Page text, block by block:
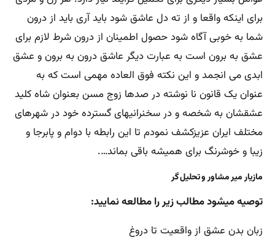
برای اینکه واقعا و از ته دل عاشق شود باید آری باید از درون
شما به خوبی آگاه شود حصول اطمینان از درون شرط لازم برای
عشق به برون است به عبارت دیگر عاشق درون به برون و عشق
ابدی می انجمد و این نکته فوق العاده مهمی است که به
عنوان یک قانون نا نوشته در صدها زوج مسن بعنوان شاه کلید
عشقشان به شخصه و در سخنرانیهای گسترده خود در شهرهای
مختلف ایران عزیزکشف نمودم تا این رابطه با دوام و پابرجا و
زیبا و خوشرنگ برای همیشه باقی بماند….
مازیار میر مشاور و تحلیل گر
توصیه میشود مطالب زیر را مطالعه نمایید:
زبان بدن عشق از واقعیت تا دروغ